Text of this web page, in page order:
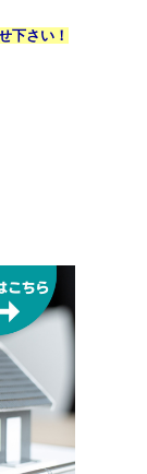
下さい！